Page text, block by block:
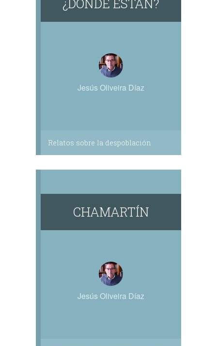
¿DÓNDE ESTÁN?
Jesús Oliveira Díaz
Relatos sobre la despoblación
CHAMARTÍN
Jesús Oliveira Díaz